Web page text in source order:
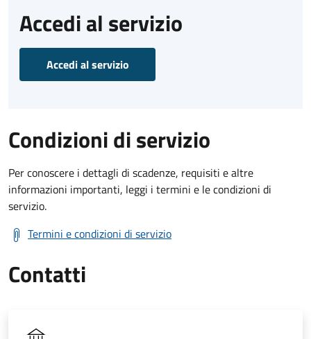
Accedi al servizio
Accedi al servizio
Condizioni di servizio
Per conoscere i dettagli di scadenze, requisiti e altre
informazioni importanti, leggi i termini e le condizioni di
servizio.
Termini e condizioni di servizio
Contatti